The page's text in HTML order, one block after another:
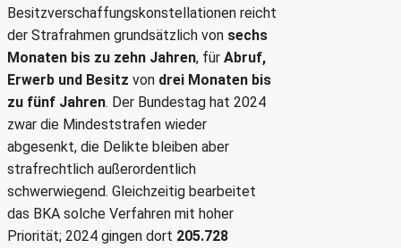
Besitzverschaffungskonstellationen reicht
der Strafrahmen grundsätzlich von sechs
Monaten bis zu zehn Jahren, für Abruf,
Erwerb und Besitz von drei Monaten bis
zu fünf Jahren. Der Bundestag hat 2024
zwar die Mindeststrafen wieder
abgesenkt, die Delikte bleiben aber
strafrechtlich außerordentlich
schwerwiegend. Gleichzeitig bearbeitet
das BKA solche Verfahren mit hoher
Priorität; 2024 gingen dort 205.728